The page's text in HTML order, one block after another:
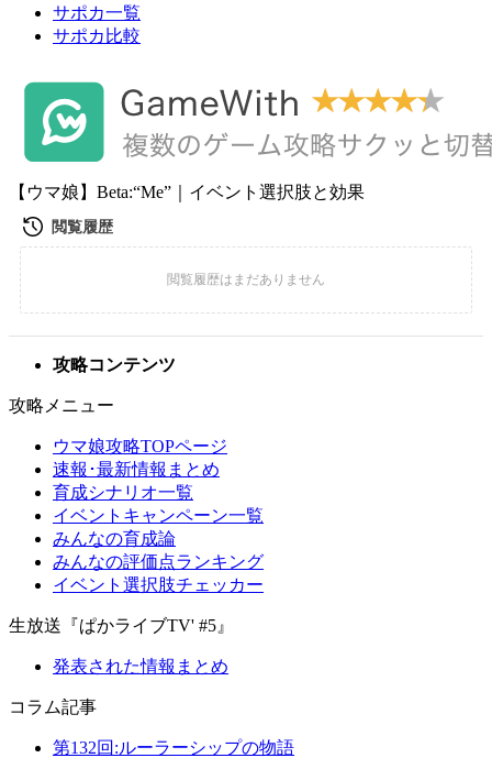
サポカ一覧
サポカ比較
【ウマ娘】Beta:“Me”｜イベント選択肢と効果
攻略コンテンツ
攻略メニュー
ウマ娘攻略TOPページ
速報･最新情報まとめ
育成シナリオ一覧
イベントキャンペーン一覧
みんなの育成論
みんなの評価点ランキング
イベント選択肢チェッカー
生放送『ぱかライブTV' #5』
発表された情報まとめ
コラム記事
第132回:ルーラーシップの物語